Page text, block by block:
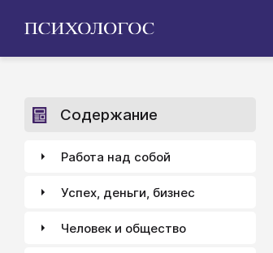
Содержание
Работа над собой
Успех, деньги, бизнес
Человек и общество